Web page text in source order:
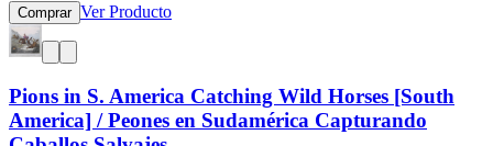
Comprar Ver Producto
Pions in S. America Catching Wild Horses [South
America] / Peones en Sudamérica Capturando